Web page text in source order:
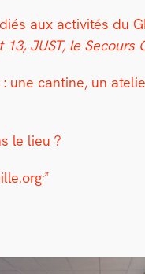
aux activ­ités du
13, JUST, le
une can­tine, un
le lieu ?